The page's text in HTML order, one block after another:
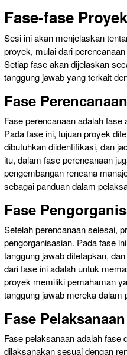
Fase-fase Proyek
Sesi ini akan menjelaskan
proyek, mulai dari
Setiap fase akan dijelaskan
tanggung jawab yang terkait
Fase Perencanaan
Fase perencanaan adalah
Pada fase ini, tujuan proyek
dibutuhkan diidentifikasi, dan
itu, dalam fase perencanaan
pengembangan rencana
sebagai panduan dalam
Fase
Setelah perencanaan selesai,
pengorganisasian. Pada fase
tanggung jawab ditetapkan,
dari fase ini adalah untuk
proyek memiliki pemahaman
tanggung jawab mereka dalam
Fase Pelaksanaan
Fase pelaksanaan adalah fase
dilaksanakan sesuai dengan